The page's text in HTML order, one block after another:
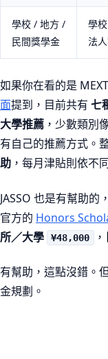
學校 / 地方 /
民間獎學金
學
法
如果你在看的是
面提到，目前共有 七
大學推薦 ，少數類別
有自己的推薦方式。
助 ，每月津貼則依不
JASSO 也是有幫助的
官方的 Honors
所／大學
¥48,000 ，
有幫助，這點沒錯。
金規劃。